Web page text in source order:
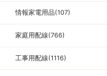
情報家電用品(107)
家庭用配線(766)
工事用配線(1116)